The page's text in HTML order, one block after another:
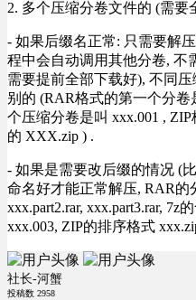
2. 多个压缩分卷文件的 (需
- 如果后缀名正常: 只需要解
程中会自动调用其他分卷, 不
需要提前全部下载好), 不同
别的 (RAR格式的第一个分卷
个压缩分卷是叫 xxx.001 ,
的 XXX.zip ) .
- 如果是需要改后缀的情况 (
命名好才能正常解压, RAR的
xxx.part2.rar, xxx.part3.rar, 7z
xxx.003, ZIP的排序格式
社长-河蟹
投稿数 2958